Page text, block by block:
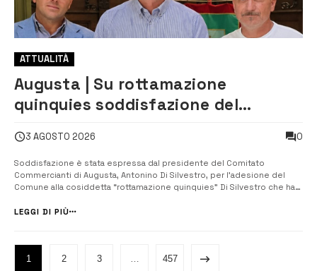
ATTUALITÀ
Augusta | Su rottamazione
quinquies soddisfazione del
3 AGOSTO 2026 0
Soddisfazione è stata espressa dal presidente del Comitato
Commercianti di Augusta, Antonino Di Silvestro, per l’adesione del
Comune alla cosiddetta “rottamazione quinquies” Di Silvestro che ha
richieste avanzate all’Amministrazione comunale dopo il suo i...
LEGGI DI PIÙ
1 2 3 … 457